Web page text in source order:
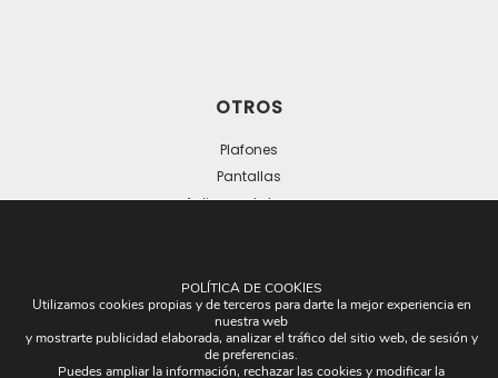
OTROS
Plafones
Pantallas
Apliques de brazos
POLÍTICA DE COOKIES
Utilizamos cookies propias y de terceros para darte la mejor experiencia en
nuestra web
y mostrarte publicidad elaborada, analizar el tráfico del sitio web, de sesión y
de preferencias.
Puedes ampliar la información, rechazar las cookies y modificar la